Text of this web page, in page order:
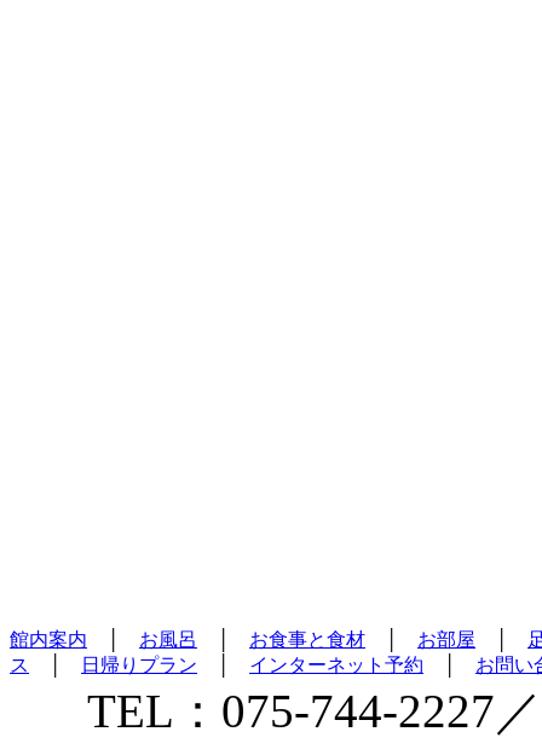
館内案内 お風呂 お食事と食材 お部屋
ス
日帰りプラン インターネット予約 お問い
TEL：075-744-2227